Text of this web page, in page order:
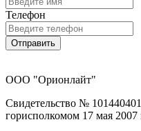
Телефон
Отправить
ООО "Орионлайт"
Свидетельство №
горисполкомом 17 мая 2007